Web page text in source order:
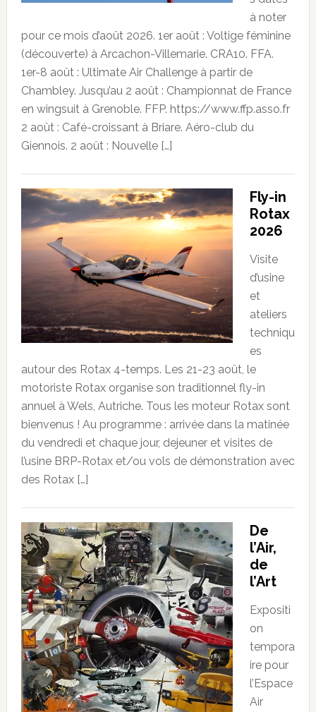
à noter
pour ce mois d’août 2026. 1er août : Voltige féminine
(découverte) à Arcachon-Villemarie. CRA10. FFA.
1er-8 août : Ultimate Air Challenge à partir de
Chambley. Jusqu’au 2 août : Championnat de France
en wingsuit à Grenoble. FFP. https://www.ffp.asso.fr
2 août : Café-croissant à Briare. Aéro-club du
Giennois. 2 août : Nouvelle […]
Fly-in
Rotax
2026
Visite
d’usine
et
ateliers
techniqu
es
autour des Rotax 4-temps. Les 21-23 août, le
motoriste Rotax organise son traditionnel fly-in
annuel à Wels, Autriche. Tous les moteur Rotax sont
bienvenus ! Au programme : arrivée dans la matinée
du vendredi et chaque jour, dejeuner et visites de
l’usine BRP-Rotax et/ou vols de démonstration avec
des Rotax […]
De
l’Air,
de
l’Art
Expositi
on
tempora
ire pour
l’Espace
Air